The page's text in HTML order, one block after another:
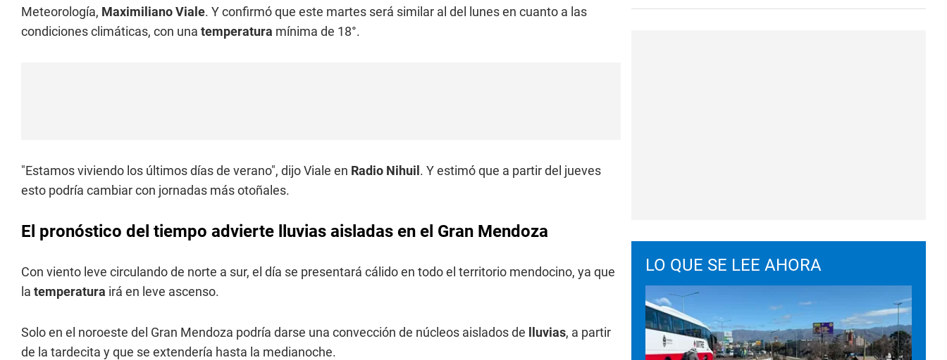
Meteorología, Maximiliano Viale. Y confirmó que este martes será similar al del lunes en cuanto a las
condiciones climáticas, con una temperatura mínima de 18°.
"Estamos viviendo los últimos días de verano", dijo Viale en Radio Nihuil . Y estimó que a partir del jueves
esto podría cambiar con jornadas más otoñales.
El pronóstico del tiempo advierte lluvias aisladas en el Gran Mendoza
Con viento leve circulando de norte a sur, el día se presentará cálido en todo el territorio mendocino, ya que
la temperatura irá en leve ascenso.
Solo en el noroeste del Gran Mendoza podría darse una convección de núcleos aislados de lluvias, a partir
de la tardecita y que se extendería hasta la medianoche.
LO QUE SE LEE AHORA